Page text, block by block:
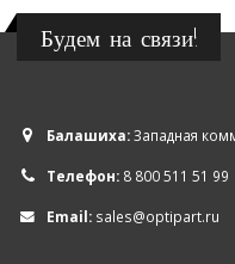
Будем на связи!
Балашиха:Западная
Телефон: 8 800 511 51 99
Email: sales@optipart.ru